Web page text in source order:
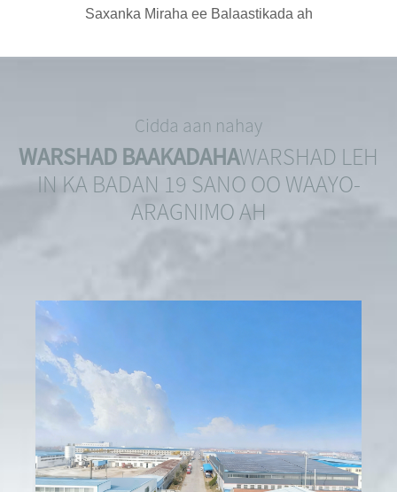
Saxanka Miraha ee Balaastikada ah
Cidda aan nahay
WARSHAD BAAKADAHAWARSHAD LEH
IN KA BADAN 19 SANO OO WAAYO-
ARAGNIMO AH